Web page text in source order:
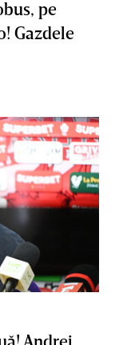
pe
Gazdele